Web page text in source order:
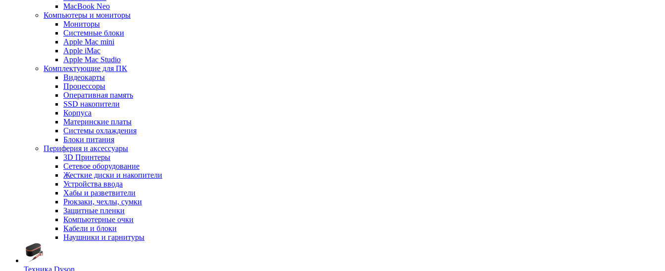
MacBook Neo
Компьютеры и мониторы
Мониторы
Системные блоки
Apple Mac mini
Apple iMac
Apple Mac Studio
Комплектующие для ПК
Видеокарты
Процессоры
Оперативная память
SSD накопители
Корпуса
Материнские платы
Системы охлаждения
Блоки питания
Периферия и аксессуары
3D Принтеры
Сетевое оборудование
Жесткие диски и накопители
Устройства ввода
Хабы и разветвители
Рюкзаки, чехлы, сумки
Защитные пленки
Компьютерные очки
Кабели и блоки
Наушники и гарнитуры
Техника Dyson